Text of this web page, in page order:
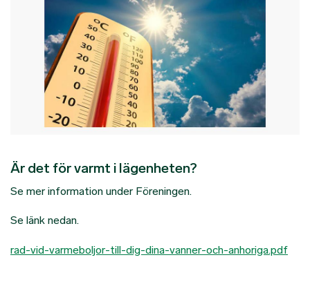
Är det för varmt i lägenheten?
Se mer information under Föreningen.
Se länk nedan.
rad-vid-varmeboljor-till-dig-dina-vanner-och-anhoriga.pdf